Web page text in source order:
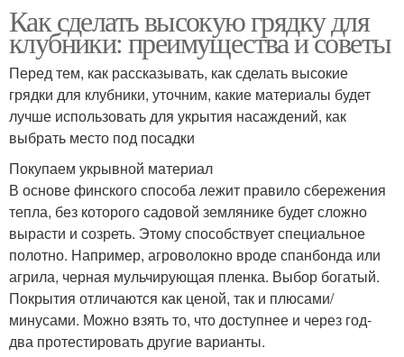
Как сделать высокую грядку для
клубники: преимущества и советы
Перед тем, как рассказывать, как сделать высокие
грядки для клубники, уточним, какие материалы будет
лучше использовать для укрытия насаждений, как
выбрать место под посадки
Покупаем укрывной материал
В основе финского способа лежит правило сбережения
тепла, без которого садовой землянике будет сложно
вырасти и созреть. Этому способствует специальное
полотно. Например, агроволокно вроде спанбонда или
агрила, черная мульчирующая пленка. Выбор богатый.
Покрытия отличаются как ценой, так и плюсами/
минусами. Можно взять то, что доступнее и через год-
два протестировать другие варианты.